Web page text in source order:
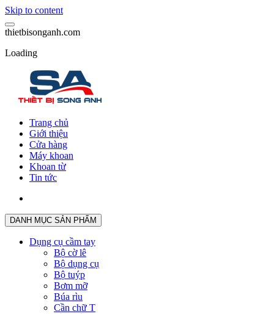
Skip to content
thietbisonganh.com
Loading
Trang chủ
Giới thiệu
Cửa hàng
Máy khoan
Khoan từ
Tin tức
DANH MỤC SẢN PHẨM
Dụng cụ cầm tay
Bộ cờ lê
Bộ dụng cụ
Bộ tuýp
Bơm mỡ
Búa rìu
Cần chữ T